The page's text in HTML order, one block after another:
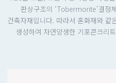
판상구조의 ‘Tobermorite’결정
건축자재입니다. 따라서 혼화재와 같
생성하여 자연양생한 기포콘크리